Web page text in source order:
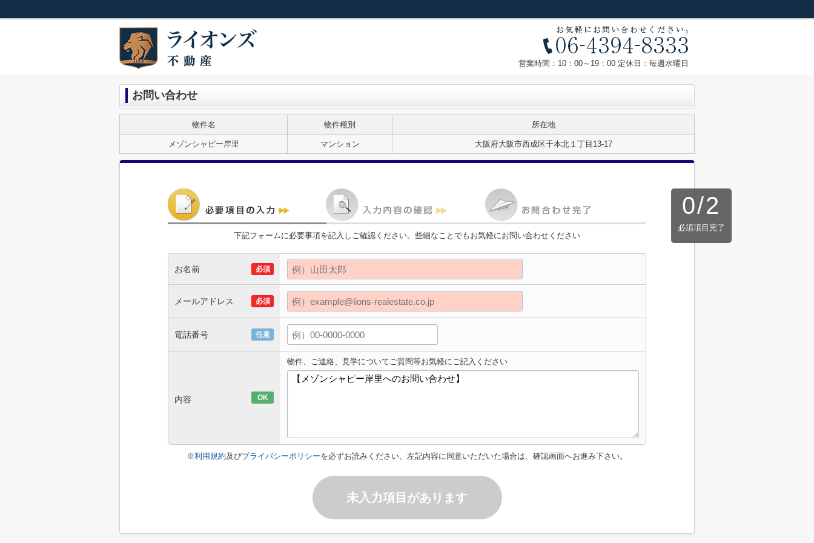
営業時間：10：00～19：00 定休日：毎週水曜日
お問い合わせ
物件名 物件種別 所在地
メゾンシャピー岸里 マンション 大阪府大阪市西成区千本北１丁目13-17
0/2
必須項目完了
下記フォームに必要事項を記入しご確認ください。些細なことでもお気軽にお問い合わせください
お名前 必須
メールアドレス 必須
電話番号 任意
内容 OK
物件、ご連絡、見学についてご質問等お気軽にご記入ください
※利用規約及びプライバシーポリシーを必ずお読みください。左記内容に同意いただいた場合は、確認画面へお進み下さい。
未入力項目があります